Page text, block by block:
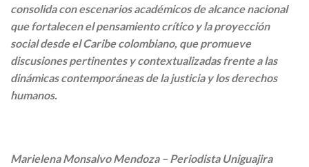
consolida con escenarios académicos de alcance nacional
que fortalecen el pensamiento crítico y la proyección
social desde el Caribe colombiano, que promueve
discusiones pertinentes y contextualizadas frente a las
dinámicas contemporáneas de la justicia y los derechos
humanos.
Marielena Monsalvo Mendoza – Periodista Uniguajira